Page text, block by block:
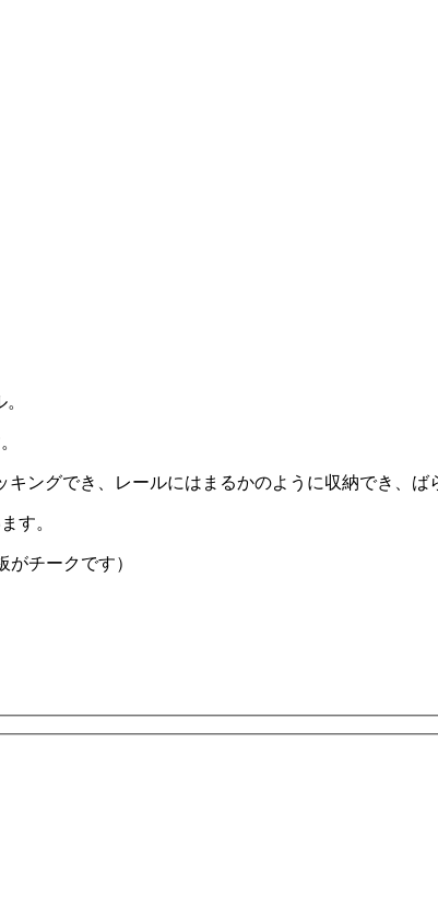
ングでき、レールにはまるかのように収納でき、ば
す。
チークです）